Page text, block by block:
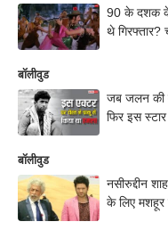
90 के दशक के
थे गिरफ्तार?
बॉलीवुड
जब जलन की
फिर इस
बॉलीवुड
नसीरुद्दीन
के लिए मशहूर